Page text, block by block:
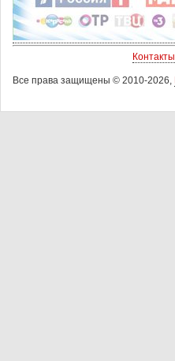
Контакты
Все права защищены © 2010-2026,